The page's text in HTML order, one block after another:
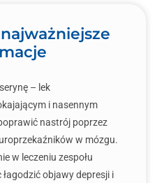
– lek
i nasennym
nastrój poprzez
w mózgu.
w leczeniu zespołu
objawy depresji i